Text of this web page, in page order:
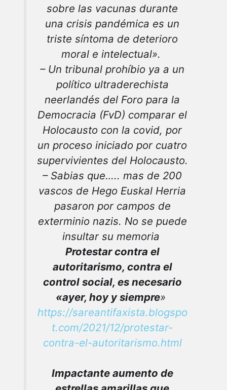
sobre las vacunas durante
una crisis pandémica es un
triste síntoma de deterioro
moral e intelectual».
– Un tribunal prohíbio ya a un
político ultraderechista
neerlandés del Foro para la
Democracia (FvD) comparar el
Holocausto con la covid, por
un proceso iniciado por cuatro
supervivientes del Holocausto.
– Sabias que….. mas de 200
vascos de Hego Euskal Herria
pasaron por campos de
exterminio nazis. No se puede
insultar su memoria
Protestar contra el
autoritarismo, contra el
control social, es necesario
«ayer, hoy y siempre»
https://sareantifaxista.blogspo
t.com/2021/12/protestar-
contra-el-autoritarismo.html
Impactante aumento de